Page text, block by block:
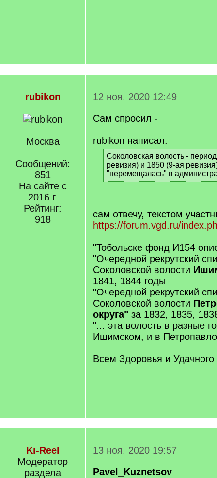
rubikon
Москва
Сообщений:
851
На сайте с
2016 г.
Рейтинг:
918
12 ноя. 2020 12:49
Сам спросил -
rubikon написал:
[
q
]
Соколовская волость -
ревизия) и 1850 (9-ая
"перемещалась" в
[
сам отвечу, текстом
https://forum.vgd.ru/
"Тобольске фонд И154
"Очередной рекрутский
Соколовской волости
1841, 1844 годы
"Очередной рекрутский
Соколовской волости
округа" за 1832, 1835,
"... эта волость в разные
Ишимском, и в
Всем Здоровья и Удачного
Ki-Reel
Модератор
раздела
13 ноя. 2020 19:57
Pavel_Kuznetsov